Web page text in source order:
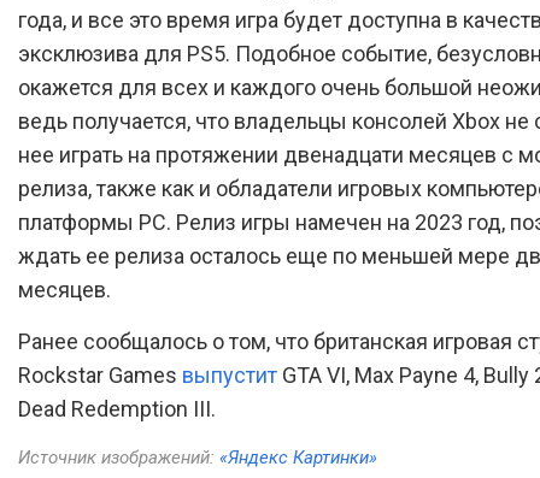
года, и все это время игра будет доступна в
эксклюзива для PS5. Подобное событие,
окажется для всех и каждого очень большой
ведь получается, что владельцы консолей Xbox не
нее играть на протяжении двенадцати месяцев с
релиза, также как и обладатели игровых
платформы PC. Релиз игры намечен на 2023 год,
ждать ее релиза осталось еще по меньшей мере
месяцев.
Ранее сообщалось о том, что британская игровая
Rockstar Games выпустит GTA VI, Max Payne 4, Bully
Dead Redemption III.
Источник изображений: «Яндекс Картинки»